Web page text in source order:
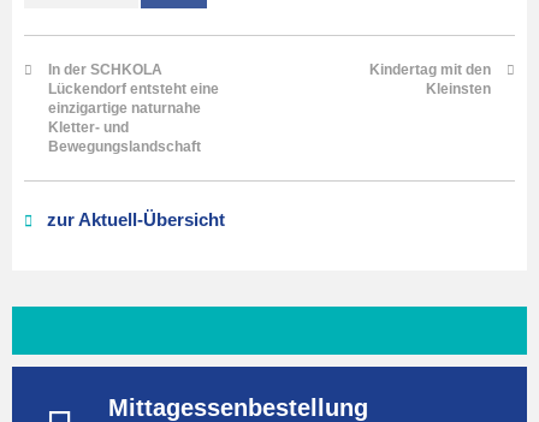
In der SCHKOLA
Lückendorf entsteht eine
einzigartige naturnahe
Kletter- und
Bewegungslandschaft
Kindertag mit den
Kleinsten
zur Aktuell-Übersicht
Mittagessenbestellung